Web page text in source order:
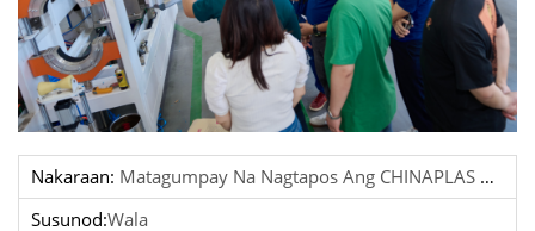
Nakaraan: Matagumpay Na Nagtapos Ang CHINAPLAS 2025 Sa SHENZHEN
Susunod:Wala